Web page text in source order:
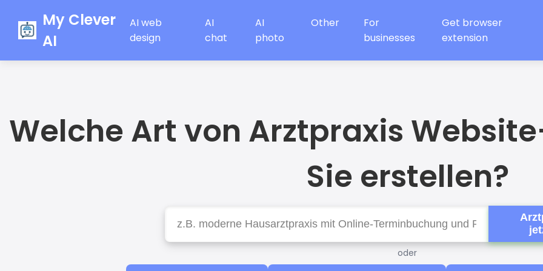
My Clever
AI
AI web
design
AI
chat
AI
photo
Other
For
businesses
Get browser
extension
Welche Art von Arztpraxis
Sie erstellen?
oder